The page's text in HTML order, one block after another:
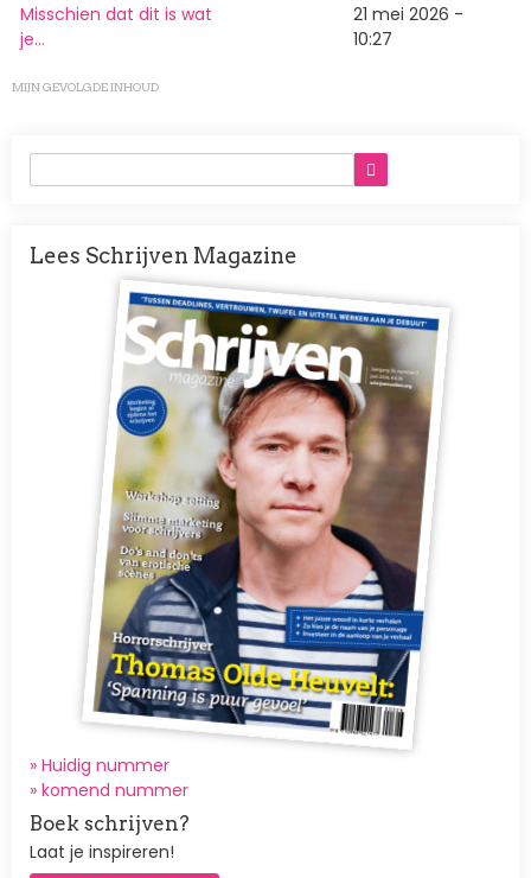
Misschien dat dit is wat
je…
21 mei 2026 -
10:27
MIJN GEVOLGDE INHOUD
Lees Schrijven Magazine
Afbeelding
» Huidig nummer
» komend nummer
Boek schrijven?
Laat je inspireren!